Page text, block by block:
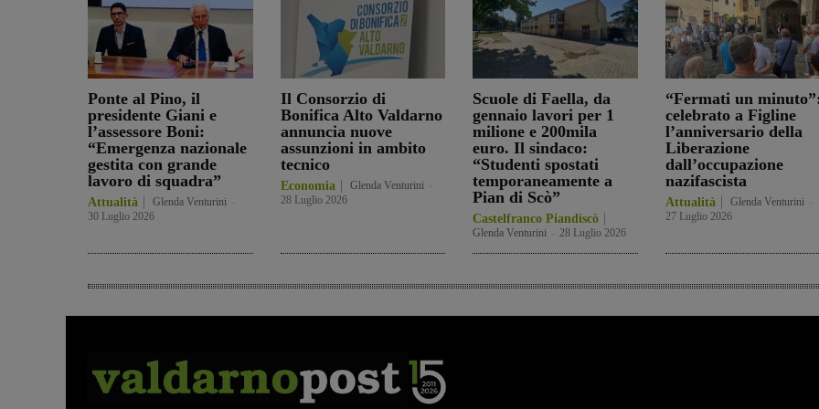
Ponte al Pino, il
presidente Giani e
l’assessore Boni:
“Emergenza nazionale
gestita con grande
lavoro di squadra”
Attualità Glenda Venturini
30 Luglio 2026
Il Consorzio di
Bonifica Alto Valdarno
annuncia nuove
assunzioni in ambito
tecnico
Economia Glenda Venturini
28 Luglio 2026
Scuole di Faella, da
gennaio lavori per 1
milione e 200mila
euro. Il sindaco:
“Studenti spostati
temporaneamente a
Pian di Scò”
Castelfranco Piandiscò
Glenda Venturini 28 Luglio 2026
“Fermati un
celebrato a Figline
l’anniversario della
Liberazione
dall’occupazione
nazifascista
Attualità Glenda Venturini
27 Luglio 2026